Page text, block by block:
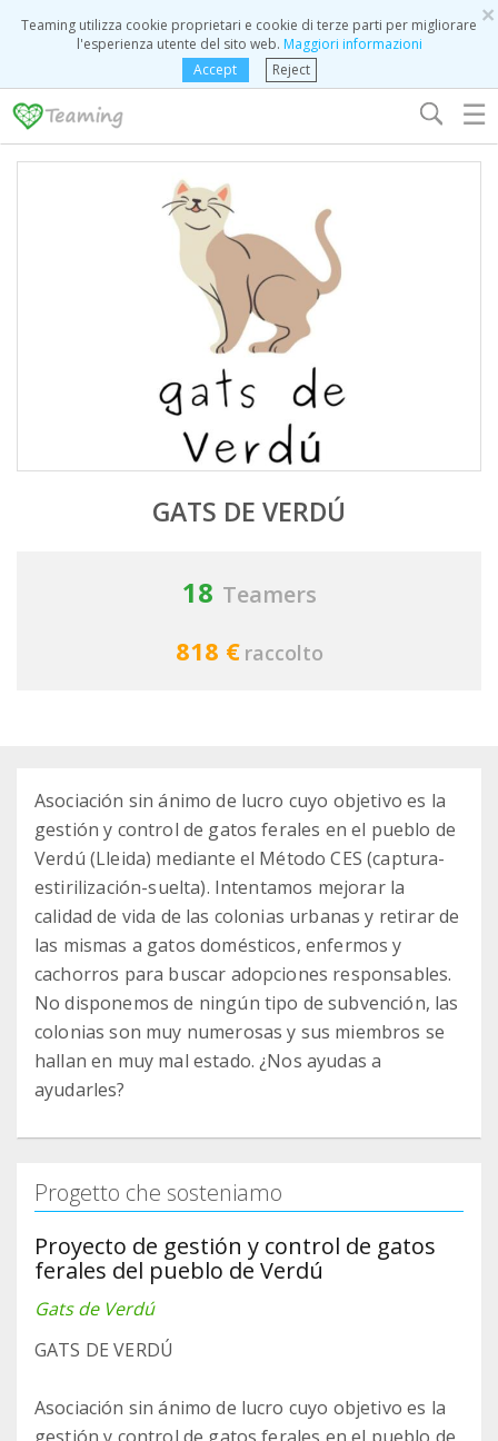
×
Teaming utilizza cookie proprietari e cookie di terze parti per migliorare
l'esperienza utente del sito web. Maggiori informazioni
Accept
Reject
☰
GATS DE VERDÚ
18 Teamers
818 € raccolto
Asociación sin ánimo de lucro cuyo objetivo es la
gestión y control de gatos ferales en el pueblo de
Verdú (Lleida) mediante el Método CES (captura-
estirilización-suelta). Intentamos mejorar la
calidad de vida de las colonias urbanas y retirar de
las mismas a gatos domésticos, enfermos y
cachorros para buscar adopciones responsables.
No disponemos de ningún tipo de subvención, las
colonias son muy numerosas y sus miembros se
hallan en muy mal estado. ¿Nos ayudas a
ayudarles?
Progetto che sosteniamo
Proyecto de gestión y control de gatos
ferales del pueblo de Verdú
Gats de Verdú
GATS DE VERDÚ
Asociación sin ánimo de lucro cuyo objetivo es la